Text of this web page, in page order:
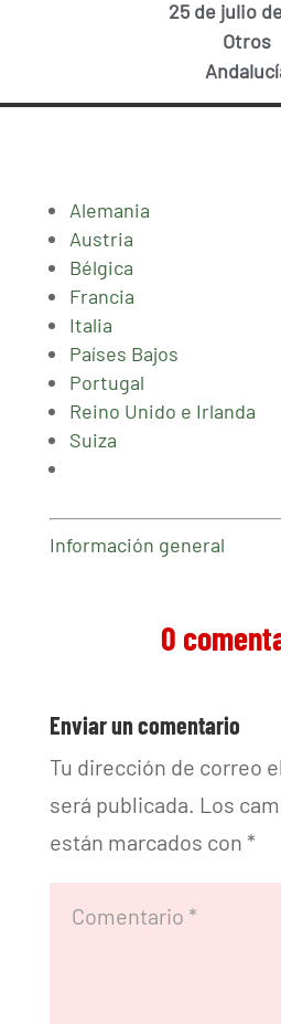
25 de julio
Otros
Alemania
Austria
Bélgica
Francia
Italia
Países Bajos
Portugal
Reino Unido e Irlanda
Suiza
Información general
0
Enviar un comentario
Tu dirección de correo
será publicada. Los
están marcados con *